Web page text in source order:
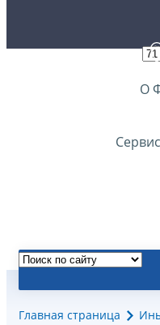
О
Главная страница